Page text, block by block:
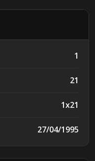
1
21
1x21
27/04/1995